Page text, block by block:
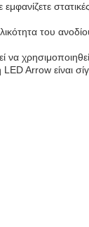
του
να
Arrow είναι